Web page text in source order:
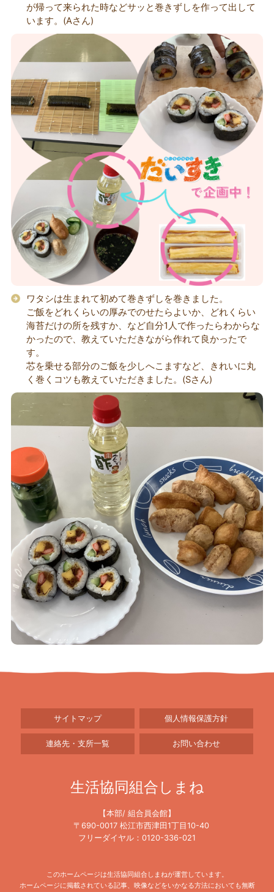
が帰って来られた時などサッと巻きずしを作って出して
います。(Aさん)
ワタシは生まれて初めて巻きずしを巻きました。
ご飯をどれくらいの厚みでのせたらよいか、どれくらい
海苔だけの所を残すか、など自分1人で作ったらわからな
かったので、教えていただきながら作れて良かったで
す。
芯を乗せる部分のご飯を少しへこますなど、きれいに丸
く巻くコツも教えていただきました。(Sさん)
サイトマップ 個人情報保護方針
連絡先・支所一覧 お問い合わせ
生活協同組合しまね
【本部/ 組合員会館】
〒690-0017 松江市西津田1丁目10-40
フリーダイヤル：0120-336-021
このホームページは生活協同組合しまねが運営しています。
ホームページに掲載されている記事、映像などをいかなる方法においても無断